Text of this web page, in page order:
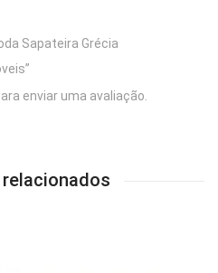
Sapateira Grécia
enviar uma avaliação.